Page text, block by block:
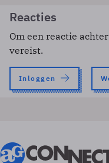
Reacties
Om een reactie
vereist.
Inloggen